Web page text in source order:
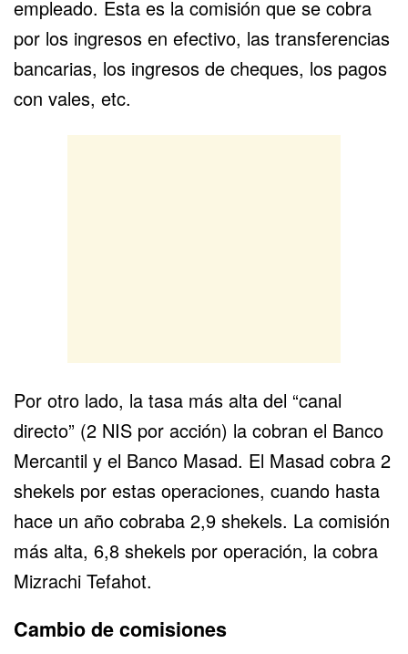
empleado. Esta es la comisión que se cobra
por los ingresos en efectivo, las transferencias
bancarias, los ingresos de cheques, los pagos
con vales, etc.
Por otro lado, la tasa más alta del “canal
directo” (2 NIS por acción) la cobran el Banco
Mercantil y el Banco Masad. El Masad cobra 2
shekels por estas operaciones, cuando hasta
hace un año cobraba 2,9 shekels. La comisión
más alta, 6,8 shekels por operación, la cobra
Mizrachi Tefahot.
Cambio de comisiones